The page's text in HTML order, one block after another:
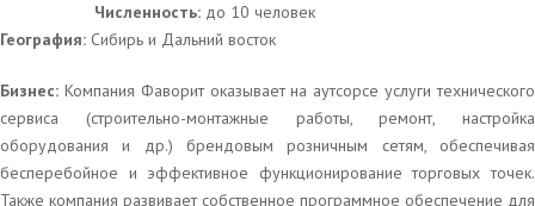
Численность: до 10 человек
География: Сибирь и Дальний восток
Бизнес: Компания Фаворит оказывает на аутсорсе услуги технического
сервиса (строительно-монтажные работы, ремонт, настройка
оборудования и др.) брендовым розничным сетям, обеспечивая
бесперебойное и эффективное функционирование торговых точек.
Также компания развивает собственное программное обеспечение для